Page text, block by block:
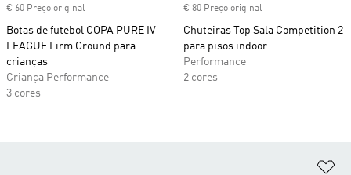
€ 60 Preço original
Botas de futebol COPA PURE IV
LEAGUE Firm Ground para
crianças
Criança Performance
3 cores
€ 80 Preço original
Chuteiras Top Sala Competition 2
para pisos indoor
Performance
2 cores